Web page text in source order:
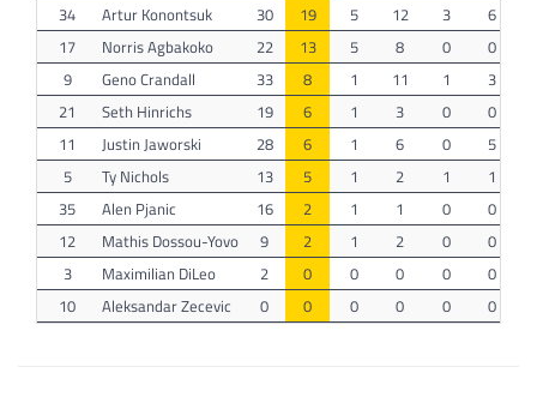
34
Artur Konontsuk 30 19 5 12 3 6
17
Norris Agbakoko 22 13 5 8 0 0
9
Geno Crandall 33 8 1 11 1 3
21
Seth Hinrichs 19 6 1 3 0 0
11
Justin Jaworski 28 6 1 6 0 5
5
Ty Nichols 13 5 1 2 1 1
35
Alen Pjanic 16 2 1 1 0 0
12
Mathis Dossou-Yovo 9 2 1 2 0 0
3
Maximilian DiLeo 2 0 0 0 0 0
10
Aleksandar Zecevic 0 0 0 0 0 0